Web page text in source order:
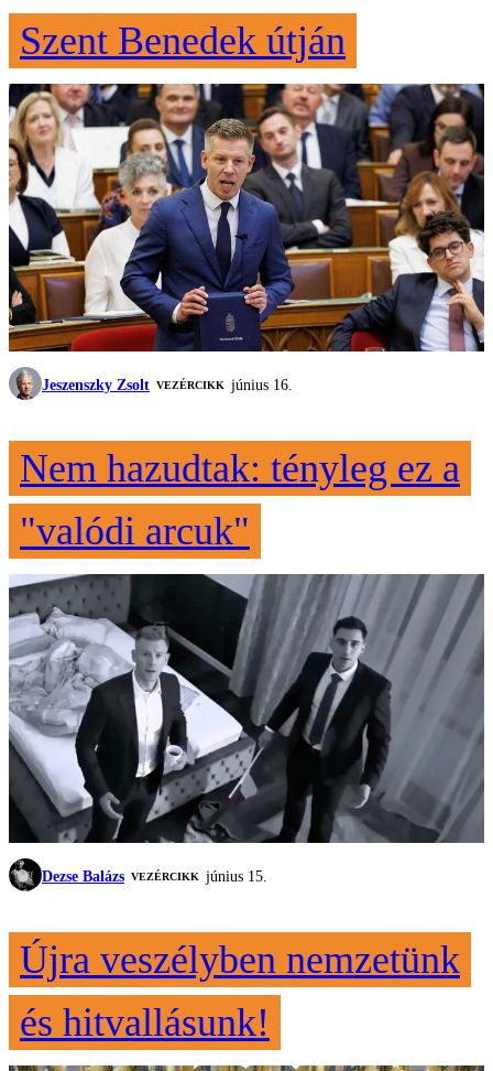
Szent Benedek útján
Jeszenszky Zsolt VEZÉRCIKK június 16.
Nem hazudtak: tényleg ez a
"valódi arcuk"
Dezse Balázs VEZÉRCIKK június 15.
Újra veszélyben nemzetünk
és hitvallásunk!